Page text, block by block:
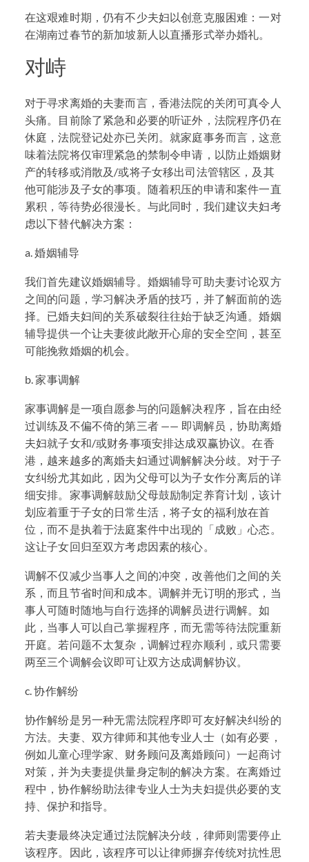
在这艰难时期，仍有不少夫妇以创意克服困难：一对
在湖南过春节的新加坡新人以直播形式举办婚礼。
对峙
对于寻求离婚的夫妻而言，香港法院的关闭可真令人
头痛。目前除了紧急和必要的听证外，法院程序仍在
休庭，法院登记处亦已关闭。就家庭事务而言，这意
味着法院将仅审理紧急的禁制令申请，以防止婚姻财
产的转移或消散及/或将子女移出司法管辖区，及其
他可能涉及子女的事项。随着积压的申请和案件一直
累积，等待势必很漫长。与此同时，我们建议夫妇考
虑以下替代解决方案：
a. 婚姻辅导
我们首先建议婚姻辅导。婚姻辅导可助夫妻讨论双方
之间的问题，学习解决矛盾的技巧，并了解面前的选
择。已婚夫妇间的关系破裂往往始于缺乏沟通。婚姻
辅导提供一个让夫妻彼此敞开心扉的安全空间，甚至
可能挽救婚姻的机会。
b. 家事调解
家事调解是一项自愿参与的问题解决程序，旨在由经
过训练及不偏不倚的第三者 —— 即调解员，协助离婚
夫妇就子女和/或财务事项安排达成双赢协议。在香
港，越来越多的离婚夫妇通过调解解决分歧。对于子
女纠纷尤其如此，因为父母可以为子女作分离后的详
细安排。家事调解鼓励父母鼓励制定养育计划，该计
划应着重于子女的日常生活，将子女的福利放在首
位，而不是执着于法庭案件中出现的「成败」心态。
这让子女回归至双方考虑因素的核心。
调解不仅减少当事人之间的冲突，改善他们之间的关
系，而且节省时间和成本。调解并无订明的形式，当
事人可随时随地与自行选择的调解员进行调解。如
此，当事人可以自己掌握程序，而无需等待法院重新
开庭。若问题不太复杂，调解过程亦顺利，或只需要
两至三个调解会议即可让双方达成调解协议。
c. 协作解纷
协作解纷是另一种无需法院程序即可友好解决纠纷的
方法。夫妻、双方律师和其他专业人士（如有必要，
例如儿童心理学家、财务顾问及离婚顾问）一起商讨
对策，并为夫妻提供量身定制的解决方案。在离婚过
程中，协作解纷助法律专业人士为夫妇提供必要的支
持、保护和指导。
若夫妻最终决定通过法院解决分歧，律师则需要停止
该程序。因此，该程序可以让律师摒弃传统对抗性思